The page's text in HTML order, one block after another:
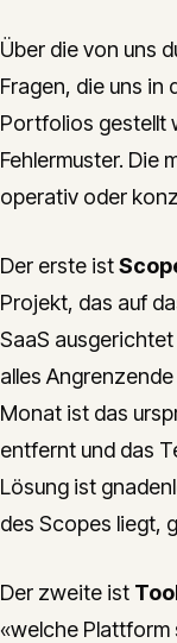
Über die von uns
Fragen, die uns in
Portfolios gestellt
Fehlermuster. Die
operativ oder
Der erste ist
Projekt, das auf
SaaS
alles
Monat ist das
entfernt und das
Lösung ist
des Scopes liegt,
Der zweite ist
«welche Plattform